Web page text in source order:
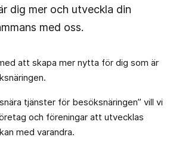
dig mer och utveckla din
med oss.
att skapa mer nytta för dig som är
tjänster för besöksnäringen” vill vi
och föreningar att utvecklas
med varandra.